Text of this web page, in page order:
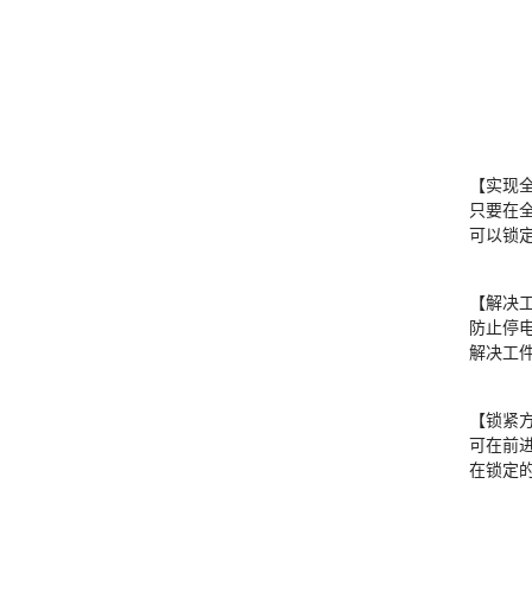
【实现
只要在
可以锁
【解决
防止停
解决工
【锁紧
可在前
在锁定